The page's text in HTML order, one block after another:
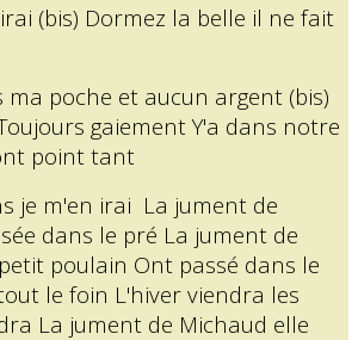
(bis) Dormez la belle il ne fait
ma poche et aucun argent (bis)
gaiement Y'a dans notre
point tant
je m'en irai La jument de
dans le pré La jument de
poulain Ont passé dans le
le foin L'hiver viendra les
La jument de Michaud elle